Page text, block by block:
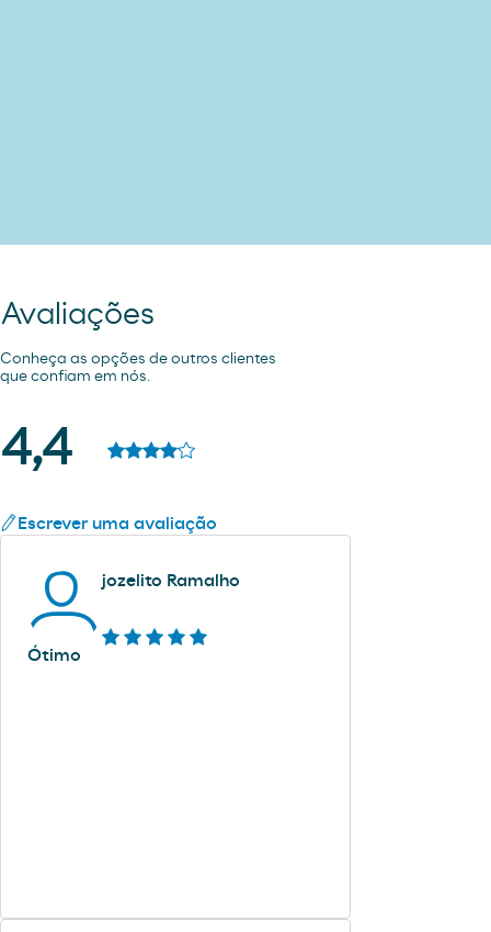
Avaliações
Conheça as opções de outros clientes
que confiam em nós.
4,4
Escrever uma avaliação
jozelito Ramalho
Ótimo